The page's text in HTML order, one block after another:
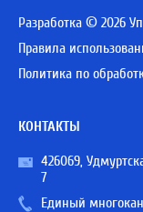
Разработка © 2026
Правила
Политика по
КОНТАКТЫ
426069,
7
Единый